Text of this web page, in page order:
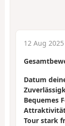
12 Aug
Datum
Bequemes
Tour stark